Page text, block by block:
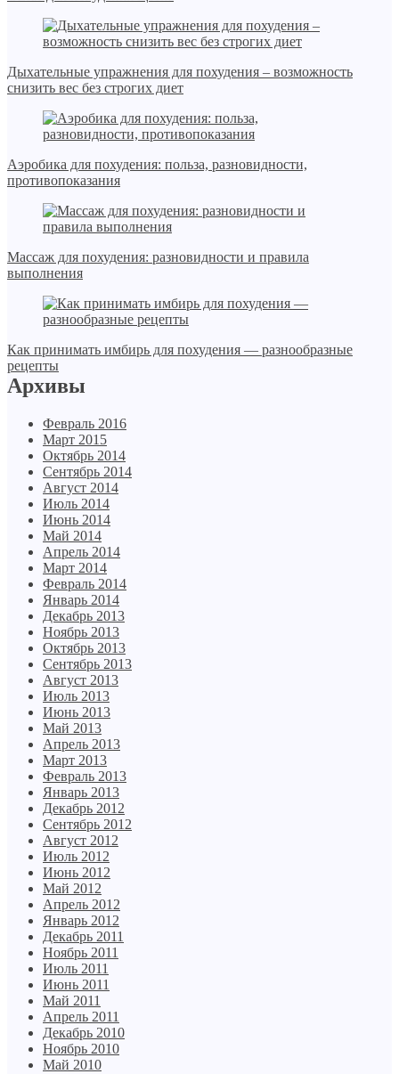
Дыхательные упражнения для похудения – возможность
снизить вес без строгих диет
Аэробика для похудения: польза, разновидности,
противопоказания
Массаж для похудения: разновидности и правила
выполнения
Как принимать имбирь для похудения — разнообразные
рецепты
Архивы
Февраль 2016
Март 2015
Октябрь 2014
Сентябрь 2014
Август 2014
Июль 2014
Июнь 2014
Май 2014
Апрель 2014
Март 2014
Февраль 2014
Январь 2014
Декабрь 2013
Ноябрь 2013
Октябрь 2013
Сентябрь 2013
Август 2013
Июль 2013
Июнь 2013
Май 2013
Апрель 2013
Март 2013
Февраль 2013
Январь 2013
Декабрь 2012
Сентябрь 2012
Август 2012
Июль 2012
Июнь 2012
Май 2012
Апрель 2012
Январь 2012
Декабрь 2011
Ноябрь 2011
Июль 2011
Июнь 2011
Май 2011
Апрель 2011
Декабрь 2010
Ноябрь 2010
Май 2010